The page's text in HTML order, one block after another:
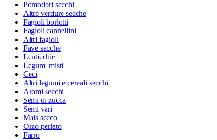
Pomodori secchi
Altre verdure secche
Fagioli borlotti
Fagioli cannellini
Altri fagioli
Fave secche
Lenticchie
Legumi misti
Ceci
Altri legumi e cereali secchi
Aromi secchi
Semi di zucca
Semi vari
Mais secco
Orzo perlato
Farro